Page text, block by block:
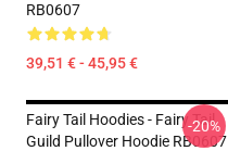
RB0607
39,51 € - 45,95 €
Fairy Tail Hoodies - Fairy Tail
Guild Pullover Hoodie RB0607
-20%